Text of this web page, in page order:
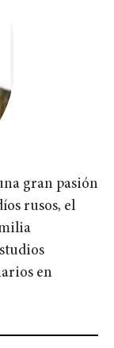
gran pasión
rusos, el
en